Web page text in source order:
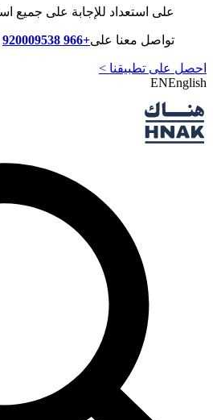
على استعداد للإجابة على جميع
تواصل معنا على+966 920009538
احصل على تطبيقنا >
ENEnglish